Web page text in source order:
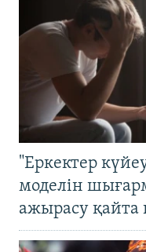
"Еркектер
моделін
ажырасу қайта